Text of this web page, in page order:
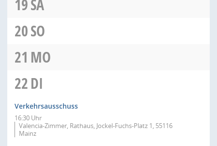
19SA
20SO
21 MO
22DI
Verkehrsausschuss
16:30 Uhr
Valencia-Zimmer, Rathaus, Jockel-Fuchs-Platz 1, 55116
Mainz